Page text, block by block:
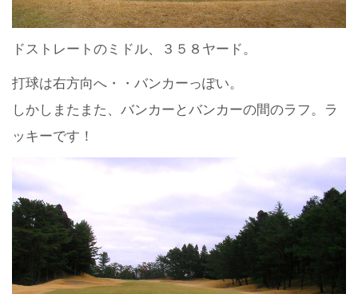
ドストレートのミドル、３５８ヤード。
打球は右方向へ・・バンカーっぽい。
しかしまたまた、バンカーとバンカーの間のラフ。ラ
ッキーです！